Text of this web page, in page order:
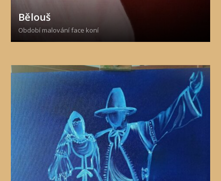
Bělouš
Období malování face koní